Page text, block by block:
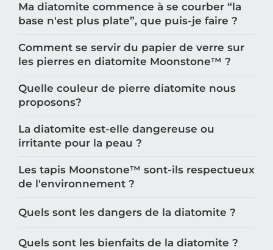
Ma diatomite commence à se courber “la
base n'est plus plate”, que puis-je faire ?
Comment se servir du papier de verre sur
les pierres en diatomite Moonstone™️ ?
Quelle couleur de pierre diatomite nous
proposons?
La diatomite est-elle dangereuse ou
irritante pour la peau ?
Les tapis Moonstone™️ sont-ils respectueux
de l'environnement ?
Quels sont les dangers de la diatomite ?
Quels sont les bienfaits de la diatomite ?